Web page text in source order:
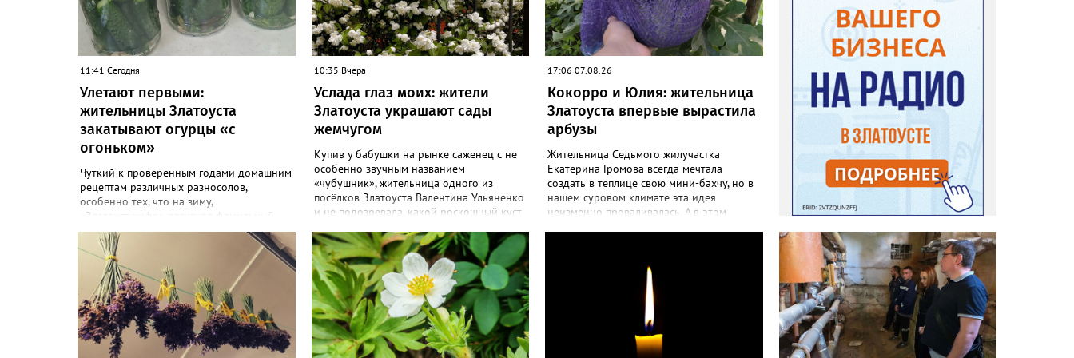
11:41 Сегодня
Улетают первыми:
жительницы Златоуста
закатывают огурцы «с
огоньком»
Чуткий к проверенным годами домашним
рецептам различных разносолов,
особенно тех, что на зиму,
«Златоуст.инфо» разузнал фамильный
способ закатки необычных зеленёньких –
они острые на вкус и особо хрустящие.
Жительница Златоуста, металлург Ольга
Назонова с удовольствием раскрыла
рецепт. «Для нашей большой семьи
каждый год закатываю по 20-30 банок
таких огурчиков «с огоньком», но они всё
равно улетают со стола первыми, а гости
неизменно просят рецепт, - отметила
10:35 Вчера
Услада глаз моих: жители
Златоуста украшают сады
жемчугом
Купив у бабушки на рынке саженец с не
особенно звучным названием
«чубушник», жительница одного из
посёлков Златоуста Валентина Ульяненко
и не подозревала, какой роскошный куст
жасмина! «Златоуст.инфо» узнал
особенности ухода за этим кустарником.
«Всем своим подругам и коллегам
посоветовала непременно посадить
чубушник, и его становится в нашем
городе всё больше, - рассказала нашему
порталу Валентина. – У меня растёт, на
мой взгляд, самый красивый сорт –
17:06 07.08.26
Кокорро и Юлия: жительница
Златоуста впервые вырастила
арбузы
Жительница Седьмого жилучастка
Екатерина Громова всегда мечтала
создать в теплице свою мини-бахчу, но в
нашем суровом климате эта идея
неизменно проваливалась. А в этом
полакомиться пусть маленьким, но своим
арбузиком, всё мимо: вырастали до
размера бобов и отваливались, -
поделилась со «Златоуст.инфо» садовод.
– В этом году посадила сорт так
называемых северных арбузов – «Юлия»,